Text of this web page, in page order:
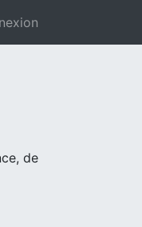
de